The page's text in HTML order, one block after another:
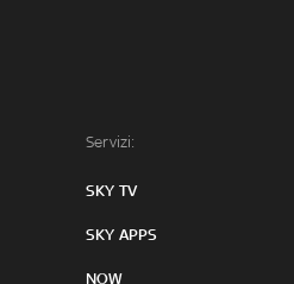
Servizi:
SKY TV
SKY APPS
NOW